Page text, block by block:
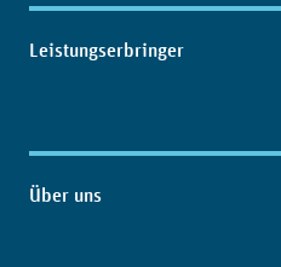
Leistungserbringer
Über uns